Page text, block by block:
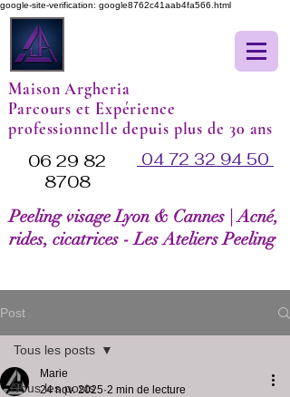
google-site-verification: google8762c41aab4fa566.html
Maison Argheria
Parcours et Expérience
professionnelle depuis plus de 30 ans
06 29 82
8708
04 72 32 94 50
Peeling visage Lyon & Cannes | Acné,
rides, cicatrices - Les Ateliers Peeling
Post
Tous les posts
Tous les posts
Marie
24 nov. 2025 2 min de lecture